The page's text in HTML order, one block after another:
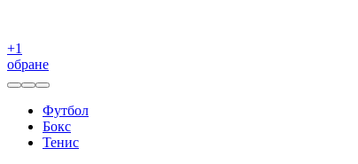
+1
обране
Футбол
Бокс
Тенис